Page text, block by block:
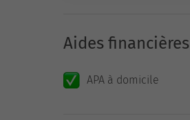
Aides financières
APA à domicile